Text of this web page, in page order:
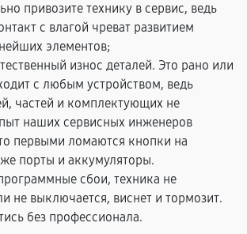
привозите технику в сервис, ведь
с влагой чреват развитием
элементов;
износ деталей. Это рано или
с любым устройством, ведь
частей и комплектующих не
наших сервисных инженеров
первыми ломаются кнопки на
порты и аккумуляторы.
сбои, техника не
не выключается, виснет и тормозит.
без профессионала.